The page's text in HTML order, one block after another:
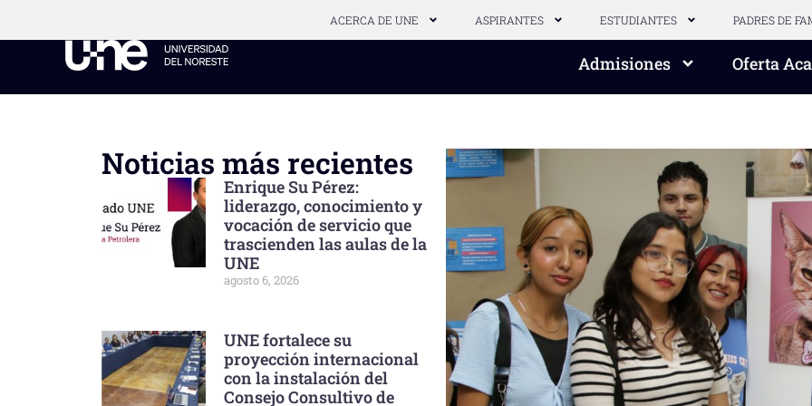
ACERCA DE UNE ASPIRANTES ESTUDIANTES PADRES DE
Admisiones Oferta
Noticias más recientes
Enrique Su Pérez:
liderazgo, conocimiento y
vocación de servicio que
trascienden las aulas de la
UNE
agosto 6, 2026
UNE fortalece su
proyección internacional
con la instalación del
Consejo Consultivo de